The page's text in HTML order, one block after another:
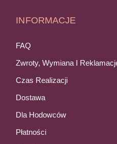
INFORMACJE
FAQ
Zwroty, Wymiana I
Czas Realizacji
Dostawa
Dla Hodowców
Płatności